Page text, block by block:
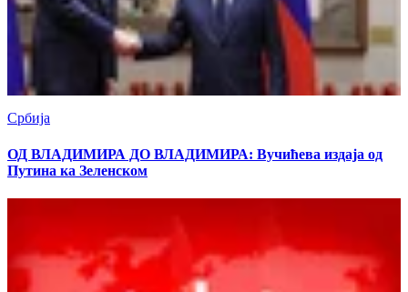
Србија
ОД ВЛАДИМИРА ДО ВЛАДИМИРА: Вучићева издаја од
Путина ка Зеленском